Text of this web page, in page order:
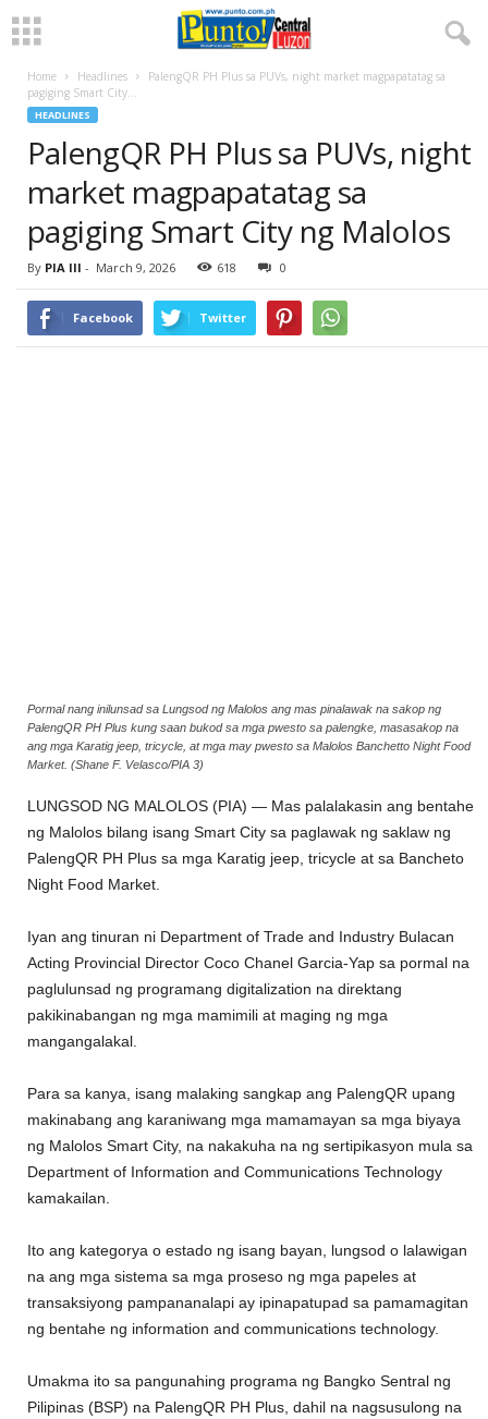
Home Headlines
PalengQR PH Plus sa PUVs, night market magpapatatag sa
pagiging Smart City...
HEADLINES
PalengQR PH Plus sa PUVs, night
market magpapatatag sa
pagiging Smart City ng Malolos
By PIA III - March 9, 2026 618 0
Facebook Twitter
Pormal nang inilunsad sa Lungsod ng Malolos ang mas pinalawak na sakop ng
PalengQR PH Plus kung saan bukod sa mga pwesto sa palengke, masasakop na
ang mga Karatig jeep, tricycle, at mga may pwesto sa Malolos Banchetto Night Food
Market. (Shane F. Velasco/PIA 3)
LUNGSOD NG MALOLOS (PIA) — Mas palalakasin ang bentahe
ng Malolos bilang isang Smart City sa paglawak ng saklaw ng
PalengQR PH Plus sa mga Karatig jeep, tricycle at sa Bancheto
Night Food Market.
Iyan ang tinuran ni Department of Trade and Industry Bulacan
Acting Provincial Director Coco Chanel Garcia-Yap sa pormal na
paglulunsad ng programang digitalization na direktang
pakikinabangan ng mga mamimili at maging ng mga
mangangalakal.
Para sa kanya, isang malaking sangkap ang PalengQR upang
makinabang ang karaniwang mga mamamayan sa mga biyaya
ng Malolos Smart City, na nakakuha na ng sertipikasyon mula sa
Department of Information and Communications Technology
kamakailan.
Ito ang kategorya o estado ng isang bayan, lungsod o lalawigan
na ang mga sistema sa mga proseso ng mga papeles at
transaksiyong pampananalapi ay ipinapatupad sa pamamagitan
ng bentahe ng information and communications technology.
Umakma ito sa pangunahing programa ng Bangko Sentral ng
Pilipinas (BSP) na PalengQR PH Plus, dahil na nagsusulong na